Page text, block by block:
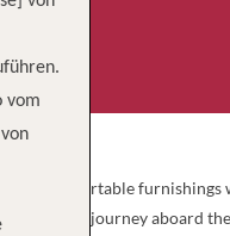
comfortable furnishings
journey aboard
vom